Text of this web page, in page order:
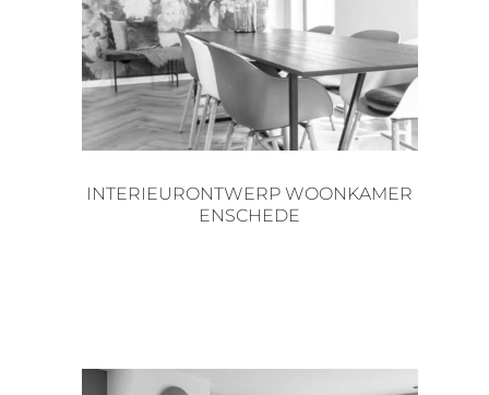
INTERIEURONTWERP WOONKAMER
ENSCHEDE